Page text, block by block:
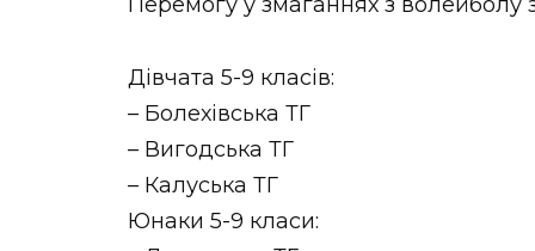
Дівчата 5-9 класів:
– Болехівська ТГ
– Вигодська ТГ
– Калуська ТГ
Юнаки 5-9 класи: